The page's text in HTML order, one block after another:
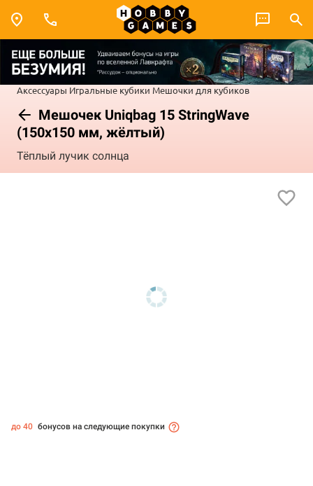
Аксессуары Игральные кубики Мешочки для кубиков
Мешочек Uniqbag 15 StringWave
(150х150 мм, жёлтый)
Тёплый лучик солнца
до 40 бонусов на следующие покупки